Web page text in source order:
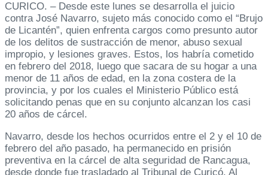
CURICO. – Desde este lunes se desarrolla el juicio
contra José Navarro, sujeto más conocido como el “Brujo
de Licantén”, quien enfrenta cargos como presunto autor
de los delitos de sustracción de menor, abuso sexual
impropio, y lesiones graves. Estos, los habría cometido
en febrero del 2018, luego que sacara de su hogar a una
menor de 11 años de edad, en la zona costera de la
provincia, y por los cuales el Ministerio Público está
solicitando penas que en su conjunto alcanzan los casi
20 años de cárcel.
Navarro, desde los hechos ocurridos entre el 2 y el 10 de
febrero del año pasado, ha permanecido en prisión
preventiva en la cárcel de alta seguridad de Rancagua,
desde donde fue trasladado al Tribunal de Curicó. Al